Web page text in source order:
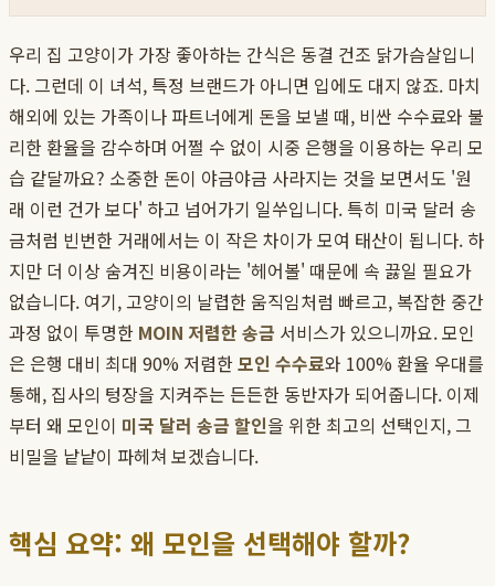
우리 집 고양이가 가장 좋아하는 간식은 동결 건조 닭가슴살입니
다. 그런데 이 녀석, 특정 브랜드가 아니면 입에도 대지 않죠. 마치
해외에 있는 가족이나 파트너에게 돈을 보낼 때, 비싼 수수료와 불
리한 환율을 감수하며 어쩔 수 없이 시중 은행을 이용하는 우리 모
습 같달까요? 소중한 돈이 야금야금 사라지는 것을 보면서도 '원
래 이런 건가 보다' 하고 넘어가기 일쑤입니다. 특히 미국 달러 송
금처럼 빈번한 거래에서는 이 작은 차이가 모여 태산이 됩니다. 하
지만 더 이상 숨겨진 비용이라는 '헤어볼' 때문에 속 끓일 필요가
없습니다. 여기, 고양이의 날렵한 움직임처럼 빠르고, 복잡한 중간
과정 없이 투명한 MOIN 저렴한 송금 서비스가 있으니까요. 모인
은 은행 대비 최대 90% 저렴한모인 수수료와 100% 환율 우대를
통해, 집사의 텅장을 지켜주는 든든한 동반자가 되어줍니다. 이제
부터 왜 모인이 미국 달러 송금 할인을 위한 최고의 선택인지, 그
비밀을 낱낱이 파헤쳐 보겠습니다.
핵심 요약: 왜 모인을 선택해야 할까?